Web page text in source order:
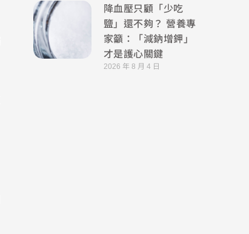
降血壓只顧「少吃
鹽」還不夠？ 營養專
家籲：「減鈉增鉀」
才是護心關鍵
2026 年 8 月 4 日